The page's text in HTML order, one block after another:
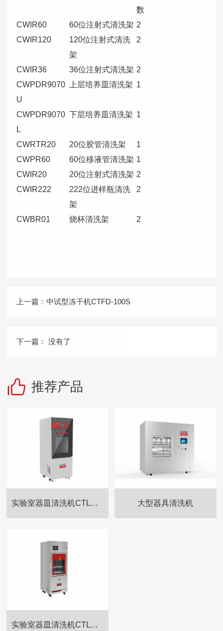
数
CWIR60
60位注射式清洗架 2
CWIR120
120位注射式清洗
架
2
CWIR36 36位注射式清洗架 2
CWPDR9070
U
上层培养皿清洗架 1
CWPDR9070
L
下层培养皿清洗架 1
CWRTR20 20位胶管清洗架
1
CWPR60
60位移液管清洗架 1
CWIR20
20位注射式清洗架 2
CWIR222
222位进样瓶清洗
架
2
CWBR01 烧杯清洗架 2
上一篇：中试型冻干机CTFD-100S
下一篇：没有了
推荐产品
实验室器皿清洗机CTLW-280
围：青岛永合创信电子科技有限
公司全自动器皿清洗机，又名：
器皿清洗机,实验室清洗机,全自动
洗瓶机,实验室洗瓶机，主要适用
于制药企业、疾控系统、科研院
大型器具清洗机
实验室器皿清洗机CTLW-320